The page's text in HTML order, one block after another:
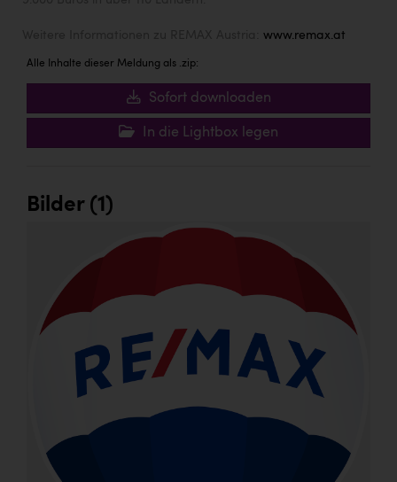
www.remax.at
Alle Inhalte dieser Meldung als .zip:
Sofort downloaden
In die Lightbox legen
Bilder (1)